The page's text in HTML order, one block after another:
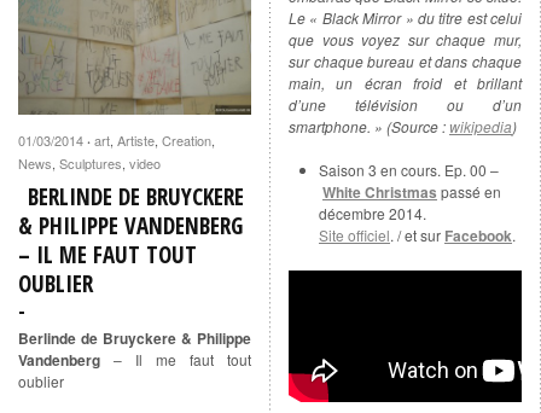
Le « Black Mirror » du titre est celui
que vous voyez sur chaque mur,
sur chaque bureau et dans chaque
main, un écran froid et brillant
d’une télévision ou d’un
smartphone. » (Source : wikipedia)
Saison 3 en cours. Ep. 00 –
White Christmas passé en
décembre 2014.
Site officiel. / et sur Facebook.
01/03/2014 · art, Artiste, Creation,
News, Sculptures, video
BERLINDE DE BRUYCKERE
& PHILIPPE VANDENBERG
– IL ME FAUT TOUT
OUBLIER
Berlinde de Bruyckere & Philippe
Vandenberg – Il me faut tout
oublier